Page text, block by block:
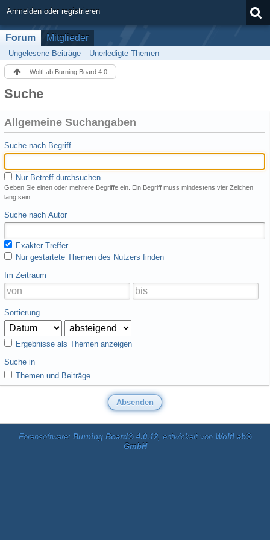
Anmelden oder registrieren
Forum Mitglieder
Ungelesene Beiträge Unerledigte Themen
WoltLab Burning Board 4.0
Suche
Allgemeine Suchangaben
Suche nach Begriff
Nur Betreff durchsuchen
Geben Sie einen oder mehrere Begriffe ein. Ein Begriff muss mindestens vier Zeichen
lang sein.
Suche nach Autor
Exakter Treffer
Nur gestartete Themen des Nutzers finden
Im Zeitraum
Sortierung
Ergebnisse als Themen anzeigen
Suche in
Themen und Beiträge
Forensoftware: Burning Board® 4.0.12, entwickelt von WoltLab®
GmbH